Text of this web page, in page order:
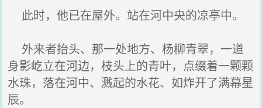
此时，他已在屋外。站在河中央的凉亭中。
外来者抬头、那一处地方、杨柳青翠，一道
身影屹立在河边，枝头上的青叶，点缀着一颗颗
水珠，落在河中、溅起的水花、如炸开了满幕星
辰。